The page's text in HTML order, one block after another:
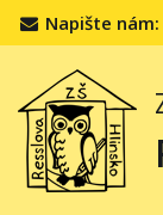
Napište nám: